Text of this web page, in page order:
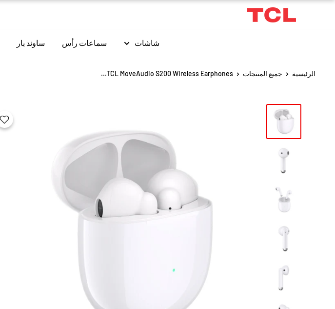
شاشات سماعات رأس ساوند بار
الرئيسية جميع المنتجات TCL MoveAudio S200 Wireless Earphones...